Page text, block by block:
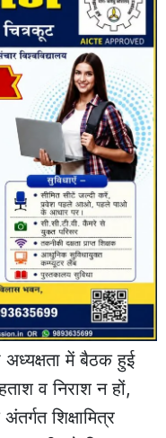
अध्यक्षता में बैठक हुई
व निराश न हों,
शिक्षामित्र